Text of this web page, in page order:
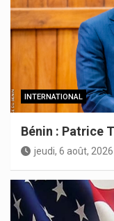
INTERNATIONAL
Bénin : Patrice
jeudi, 6 août, 2026